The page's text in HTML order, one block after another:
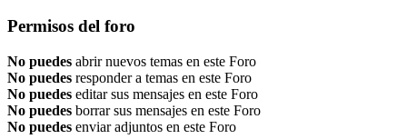
Permisos del foro
No puedes abrir nuevos temas en este Foro
No puedes responder a temas en este Foro
No puedes editar sus mensajes en este Foro
No puedes borrar sus mensajes en este Foro
No puedes enviar adjuntos en este Foro